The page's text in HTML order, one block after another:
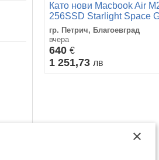
Като нови Macbook Air
256SSD Starlight Space
Apple 100% Батерия
гр. Петрич, Благоевград
вчера
640 €
1 251,73 лв
×